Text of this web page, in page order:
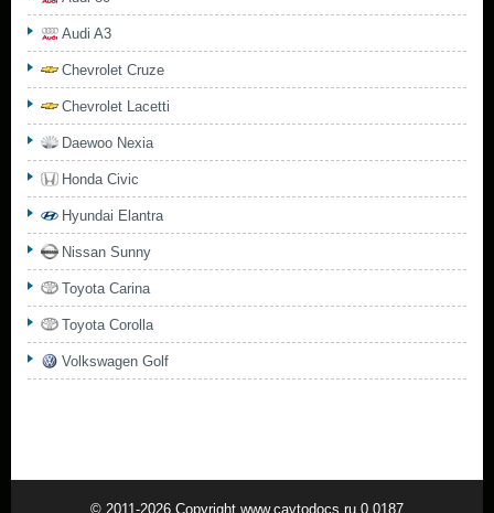
Audi A3
Chevrolet Cruze
Chevrolet Lacetti
Daewoo Nexia
Honda Civic
Hyundai Elantra
Nissan Sunny
Toyota Carina
Toyota Corolla
Volkswagen Golf
© 2011-2026 Copyright www.cavtodocs.ru 0.0187